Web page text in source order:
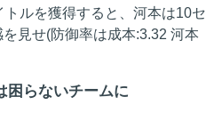
ルを獲得すると、河本は10セ
見せ(防御率は成本:3.32 河本
困らないチームに